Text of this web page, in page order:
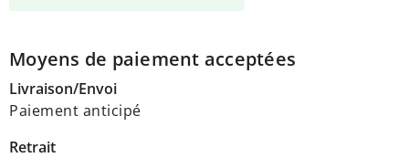
Moyens de paiement acceptées
Livraison/Envoi
Paiement anticipé
Retrait